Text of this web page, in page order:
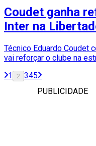
Coudet ganha
Inter na
Técnico Eduardo Coudet
vai reforçar o clube na
1
2 345
PUBLICIDADE